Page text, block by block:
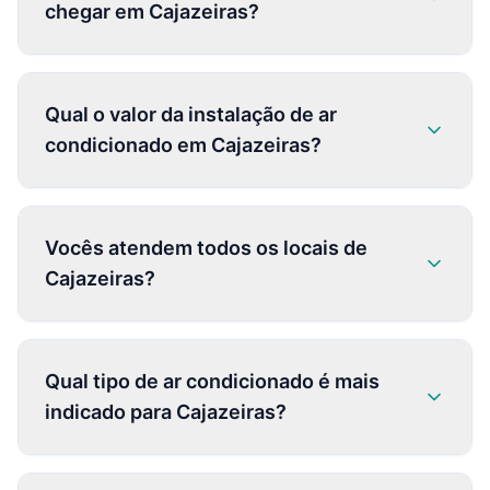
chegar em Cajazeiras?
Qual o valor da instalação de ar
condicionado em Cajazeiras?
Vocês atendem todos os locais de
Cajazeiras?
Qual tipo de ar condicionado é mais
indicado para Cajazeiras?